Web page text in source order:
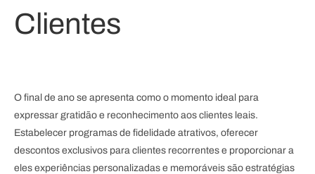
Clientes
O final de ano se apresenta como o momento ideal para
expressar gratidão e reconhecimento aos clientes leais.
Estabelecer programas de fidelidade atrativos, oferecer
descontos exclusivos para clientes recorrentes e proporcionar a
eles experiências personalizadas e memoráveis são estratégias